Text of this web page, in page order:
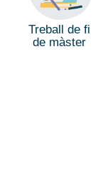
Treball de fi
de màster